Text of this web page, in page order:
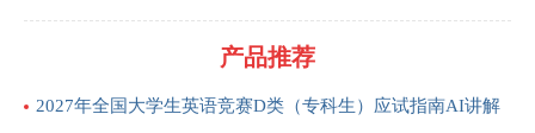
产品推荐
2027年全国大学生英语竞赛D类（专科生）应试指南AI讲解